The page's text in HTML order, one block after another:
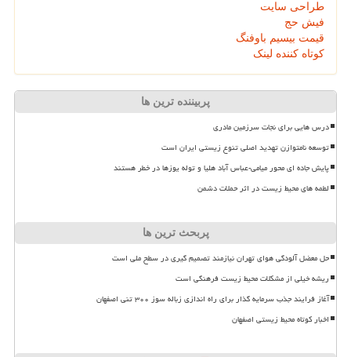
طراحی سایت
فیش حج
قیمت بیسیم باوفنگ
کوتاه کننده لینک
پربیننده ترین ها
درس هایی برای نجات سرزمین مادری
توسعه نامتوازن تهدید اصلی تنوع زیستی ایران است
پایش جاده ای محور میامی-عباس آباد هلیا و توله یوزها در خطر هستند
لطمه های محیط زیست در اثر حملات دشمن
پربحث ترین ها
حل معضل آلودگی هوای تهران نیازمند تصمیم گیری در سطح ملی است
ریشه خیلی از مشکلات محیط زیست فرهنگی است
آغاز فرایند جذب سرمایه گذار برای راه اندازی زباله سوز ۳۰۰ تنی اصفهان
اخبار کوتاه محیط زیستی اصفهان